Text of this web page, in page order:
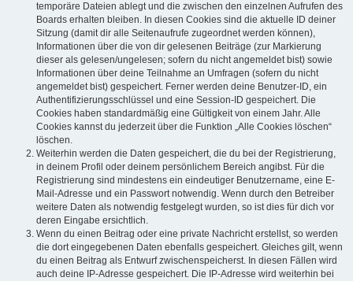
temporäre Dateien ablegt und die zwischen den einzelnen Aufrufen des
Boards erhalten bleiben. In diesen Cookies sind die aktuelle ID deiner
Sitzung (damit dir alle Seitenaufrufe zugeordnet werden können),
Informationen über die von dir gelesenen Beiträge (zur Markierung
dieser als gelesen/ungelesen; sofern du nicht angemeldet bist) sowie
Informationen über deine Teilnahme an Umfragen (sofern du nicht
angemeldet bist) gespeichert. Ferner werden deine Benutzer-ID, ein
Authentifizierungsschlüssel und eine Session-ID gespeichert. Die
Cookies haben standardmäßig eine Gültigkeit von einem Jahr. Alle
Cookies kannst du jederzeit über die Funktion „Alle Cookies löschen“
löschen.
Weiterhin werden die Daten gespeichert, die du bei der Registrierung,
in deinem Profil oder deinem persönlichem Bereich angibst. Für die
Registrierung sind mindestens ein eindeutiger Benutzername, eine E-
Mail-Adresse und ein Passwort notwendig. Wenn durch den Betreiber
weitere Daten als notwendig festgelegt wurden, so ist dies für dich vor
deren Eingabe ersichtlich.
Wenn du einen Beitrag oder eine private Nachricht erstellst, so werden
die dort eingegebenen Daten ebenfalls gespeichert. Gleiches gilt, wenn
du einen Beitrag als Entwurf zwischenspeicherst. In diesen Fällen wird
auch deine IP-Adresse gespeichert. Die IP-Adresse wird weiterhin bei